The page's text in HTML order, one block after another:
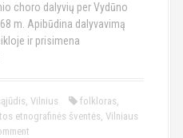
choro dalyvių per Vydūno
m. Apibūdina dalyvavimą
ir prisimena
, Vilnius folkloras,
etnografinės šventės, Vilniaus